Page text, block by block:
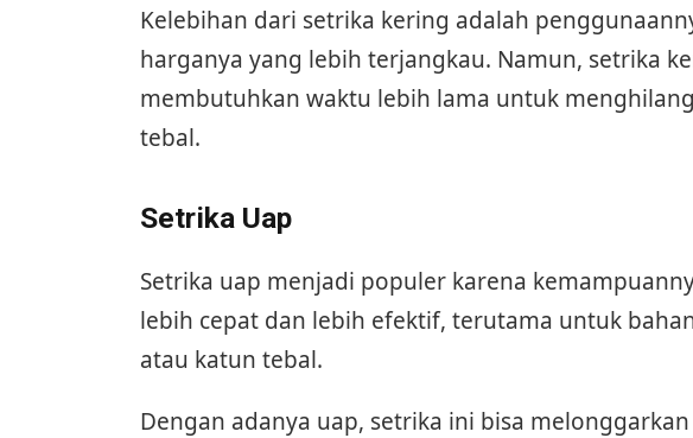
Kelebihan dari setrika kering adalah
harganya yang lebih terjangkau. Namun, setrika
membutuhkan waktu lebih lama untuk
tebal.
Setrika Uap
Setrika uap menjadi populer karena
lebih cepat dan lebih efektif, terutama untuk
atau katun tebal.
Dengan adanya uap, setrika ini bisa